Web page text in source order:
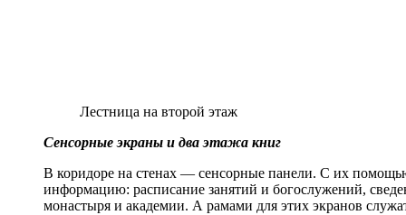
Лестница на второй этаж
Сенсорные экраны и два этажа книг
В коридоре на стенах — сенсорные панели. С их
информацию: расписание занятий и богослужений,
монастыря и академии. А рамами для этих экранов